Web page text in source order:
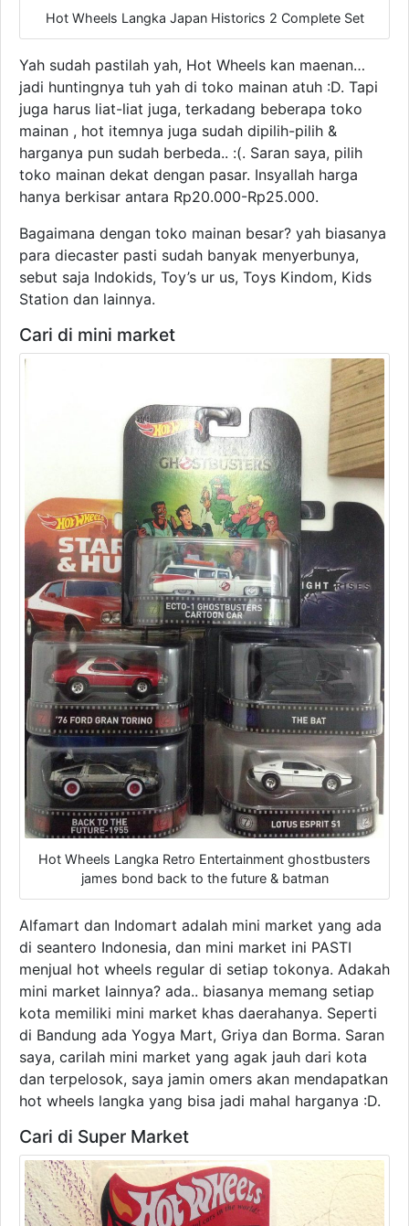
Hot Wheels Langka Japan Historics 2 Complete Set
Yah sudah pastilah yah, Hot Wheels kan maenan…
jadi huntingnya tuh yah di toko mainan atuh :D. Tapi
juga harus liat-liat juga, terkadang beberapa toko
mainan , hot itemnya juga sudah dipilih-pilih &
harganya pun sudah berbeda.. :(. Saran saya, pilih
toko mainan dekat dengan pasar. Insyallah harga
hanya berkisar antara Rp20.000-Rp25.000.
Bagaimana dengan toko mainan besar? yah biasanya
para diecaster pasti sudah banyak menyerbunya,
sebut saja Indokids, Toy’s ur us, Toys Kindom, Kids
Station dan lainnya.
Cari di mini market
Hot Wheels Langka Retro Entertainment ghostbusters
james bond back to the future & batman
Alfamart dan Indomart adalah mini market yang ada
di seantero Indonesia, dan mini market ini PASTI
menjual hot wheels regular di setiap tokonya. Adakah
mini market lainnya? ada.. biasanya memang setiap
kota memiliki mini market khas daerahanya. Seperti
di Bandung ada Yogya Mart, Griya dan Borma. Saran
saya, carilah mini market yang agak jauh dari kota
dan terpelosok, saya jamin omers akan mendapatkan
hot wheels langka yang bisa jadi mahal harganya :D.
Cari di Super Market